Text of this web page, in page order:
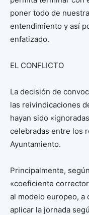
poner todo de
entendimiento y así
enfatizado.
EL CONFLICTO
La decisión de
las reivindicaciones
hayan sido
celebradas entre los
Ayuntamiento.
Principalmente,
«coeficiente
al modelo europeo, a
aplicar la jornada